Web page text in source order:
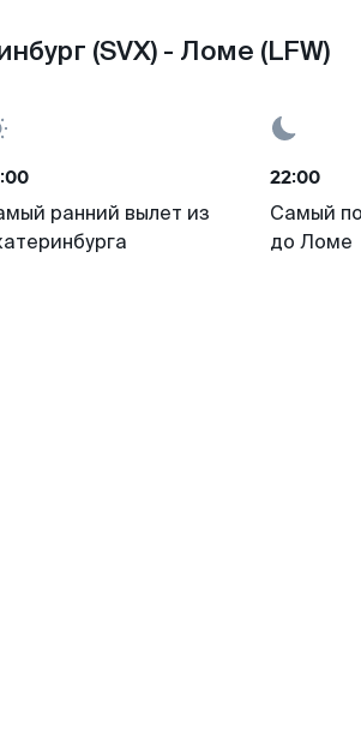
(SVX) - Ломе (LFW)
ранний вылет из
22:00
Самый
до Ломе